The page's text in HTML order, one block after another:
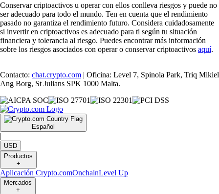
Conservar criptoactivos u operar con ellos conlleva riesgos y puede no
ser adecuado para todo el mundo. Ten en cuenta que el rendimiento
pasado no garantiza el rendimiento futuro. Considera cuidadosamente
si invertir en criptoactivos es adecuado para ti según tu situación
financiera y tolerancia al riesgo. Puedes encontrar más información
sobre los riesgos asociados con operar o conservar criptoactivos aquí.
Contacto: chat.crypto.com | Oficina: Level 7, Spinola Park, Triq Mikiel
Ang Borg, St Julians SPK 1000 Malta.
Español
|
USD
Productos
+
Aplicación Crypto.comOnchainLevel Up
Mercados
+